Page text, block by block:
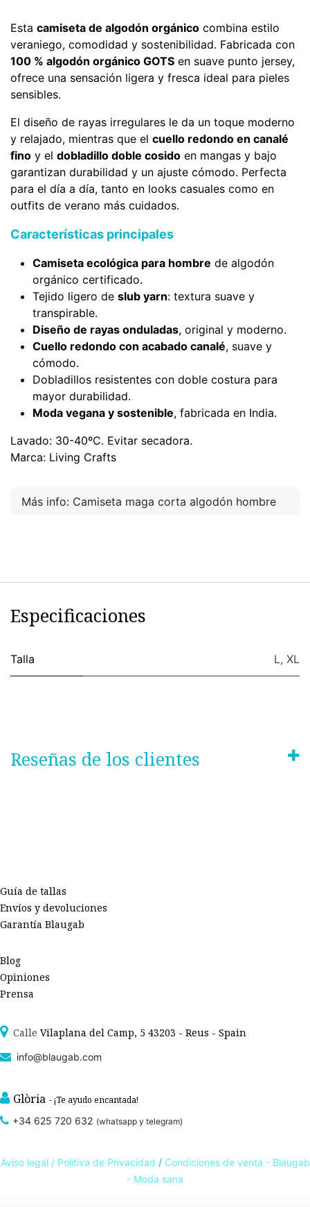
Esta camiseta de algodón orgánico combina estilo
veraniego, comodidad y sostenibilidad. Fabricada con
100 % algodón orgánico GOTS en suave punto jersey,
ofrece una sensación ligera y fresca ideal para pieles
sensibles.
El diseño de rayas irregulares le da un toque moderno
y relajado, mientras que el cuello redondo en canalé
fino y el dobladillo doble cosido en mangas y bajo
garantizan durabilidad y un ajuste cómodo. Perfecta
para el día a día, tanto en looks casuales como en
outfits de verano más cuidados.
Características principales
Camiseta ecológica para hombre de algodón
orgánico certificado.
Tejido ligero de slub yarn: textura suave y
transpirable.
Diseño de rayas onduladas, original y moderno.
Cuello redondo con acabado canalé, suave y
cómodo.
Dobladillos resistentes con doble costura para
mayor durabilidad.
Moda vegana y sostenible, fabricada en India.
Lavado: 30-40ºC. Evitar secadora.
Marca: Living Crafts
Más info: Camiseta maga corta algodón hombre
Especificaciones
Talla L, XL
Reseñas de los clientes
Guía de tallas
Envíos y devoluciones
Garantía Blaugab
Blog
Opiniones
Prensa
Calle Vilaplana del Camp, 5 43203 - Reus - Spain
info@blaugab.com
Glòria - ¡Te ayudo encantada!
+34 625 720 632 (whatsapp y telegram)
Aviso legal / Polítiva de Privacidad / Condiciones de venta - Blaugab
- Moda sana